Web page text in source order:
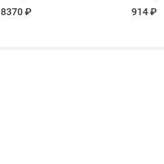
алкидная Hammerite
гладкая RAL 6005
8370 ₽ 914 ₽